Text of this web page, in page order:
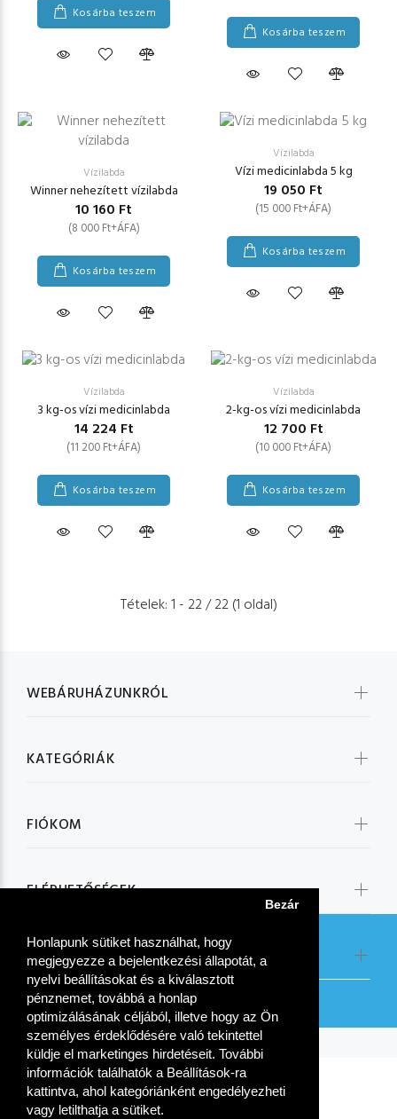
Honlapunk sütiket használhat, hogy
megjegyezze a bejelentkezési állapotát, a
nyelvi beállításokat és a kiválasztott
pénznemet, továbbá a honlap
optimizálásának céljából, illetve hogy az Ön
személyes érdeklődésére való tekintettel
küldje el marketinges hirdetéseit. További
információk találhatók a Beállítások-ra
kattintva, ahol kategóriánként engedélyezheti
vagy letilthatja a sütiket.
Bezár
Kosárba teszem
Kosárba teszem
Vízilabda
Winner nehezített vízilabda
10 160 Ft
(8 000 Ft+ÁFA)
Kosárba teszem
Vízilabda
Vízi medicinlabda 5 kg
19 050 Ft
(15 000 Ft+ÁFA)
Kosárba teszem
Vízilabda
3 kg-os vízi medicinlabda
14 224 Ft
(11 200 Ft+ÁFA)
Kosárba teszem
Vízilabda
2-kg-os vízi medicinlabda
12 700 Ft
(10 000 Ft+ÁFA)
Kosárba teszem
Tételek: 1 - 22 / 22 (1 oldal)
KÖVESSEN MINKET:
WEBÁRUHÁZUNKRÓL
KATEGÓRIÁK
FIÓKOM
ELÉRHETŐSÉGEK